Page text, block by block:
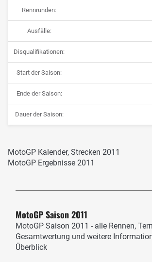
Rennrunden:
Ausfälle:
Disqualifikationen:
Start der Saison:
Ende der Saison:
Dauer der Saison:
MotoGP Kalender, Strecken 2011
MotoGP Ergebnisse 2011
MotoGP Saison 2011
MotoGP Saison 2011 - alle Rennen,
Gesamtwertung und weitere
Überblick